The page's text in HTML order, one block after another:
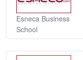
Esneca Business
School